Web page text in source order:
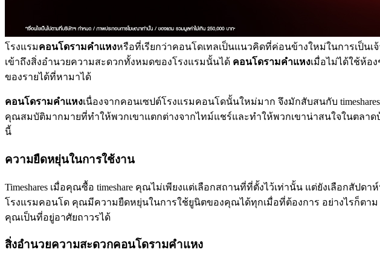
โรงแรมคอนโดรามคำแหงหรือที่เรียกว่าคอนโดเทลเป็นแนวคิดที่ค่อนข้างใหม่ในการเป็น
เข้าถึงสิ่งอำนวยความสะดวกทั้งหมดของโรงแรมนั้นได้ คอนโดรามคำแหงเมื่อไม่ได้ใช้ห้อ
ของรายได้ที่หามาได้
คอนโดรามคำแหงเนื่องจากคอนเซปต์โรงแรมคอนโดนั้นใหม่มาก จึงมักสับสนกับ
คุณสมบัติมากมายที่ทำให้พวกเขาแตกต่างจากไทม์แชร์และทำให้พวกเขาน่าสนใจในตลา
นี้
ความยืดหยุ่นในการใช้งาน
Timeshares เมื่อคุณซื้อ timeshare คุณไม่เพียงแต่เลือกสถานที่ที่ตั้งไว้เท่านั้น แต่ยังเลือกสั
โรงแรมคอนโด คุณมีความยืดหยุ่นในการใช้ยูนิตของคุณได้ทุกเมื่อที่ต้องการ อย่างไรก็ต
คุณเป็นที่อยู่อาศัยถาวรได้
สิ่งอำนวยความสะดวกคอนโดรามคำแหง